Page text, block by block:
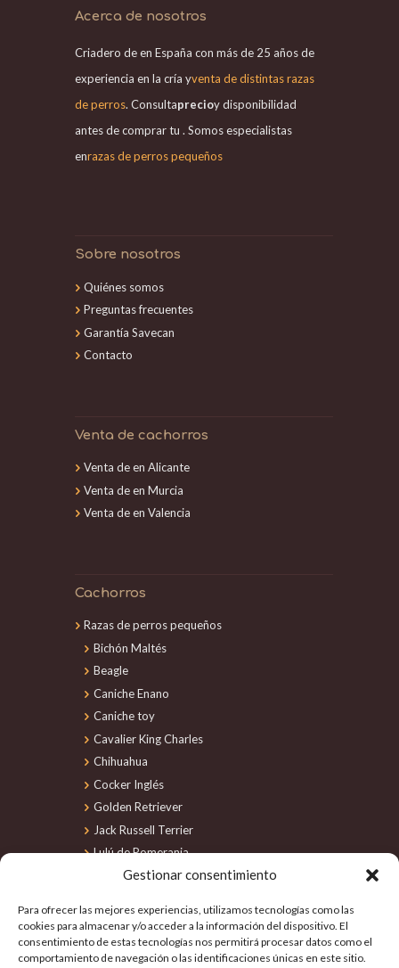
Gestionar consentimiento
Para ofrecer las mejores experiencias, utilizamos tecnologías como las
cookies para almacenar y/o acceder a la información del dispositivo. El
consentimiento de estas tecnologías nos permitirá procesar datos como el
comportamiento de navegación o las identificaciones únicas en este sitio.
Acerca de nosotros
Criadero de en España con más de 25 años de
experiencia en la cría yventa de distintas razas
de perros. Consultaprecioy disponibilidad
antes de comprar tu . Somos especialistas
enrazas de perros pequeños
Sobre nosotros
Quiénes somos
Preguntas frecuentes
Garantía Savecan
Contacto
Venta de cachorros
Venta de en Alicante
Venta de en Murcia
Venta de en Valencia
Cachorros
Razas de perros pequeños
Bichón Maltés
Beagle
Caniche Enano
Caniche toy
Cavalier King Charles
Chihuahua
Cocker Inglés
Golden Retriever
Jack Russell Terrier
Lulú de Pomerania
Maltipoo
Schnauzer Miniatura
Shiba Inu